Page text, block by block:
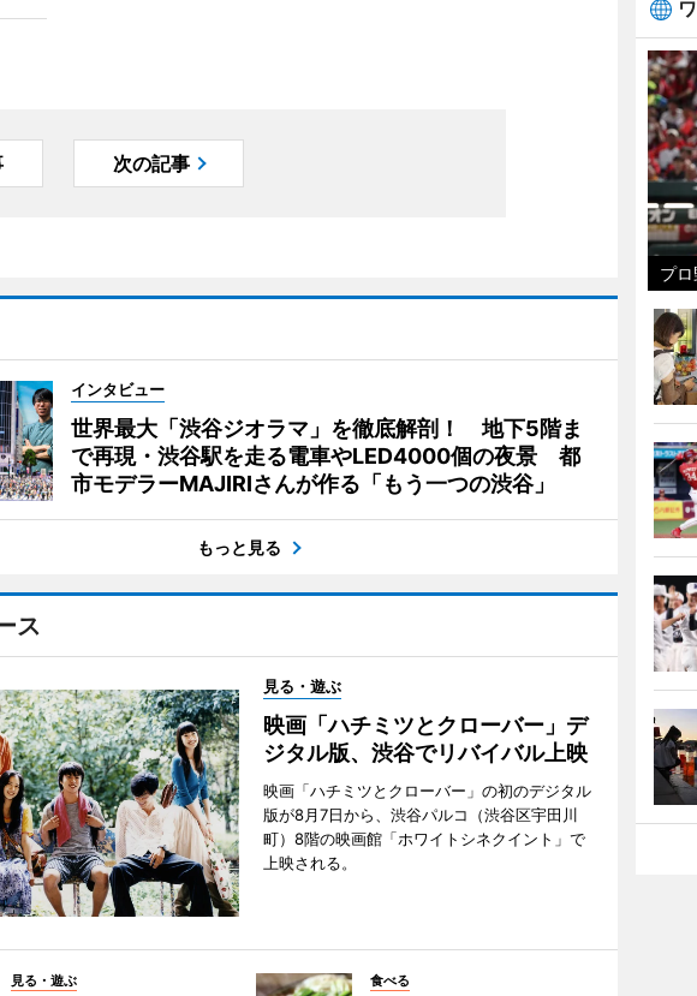
次の記事
インタビュー
世界最大「渋谷ジオラマ」を徹底解剖！ 地下5階ま
で再現・渋谷駅を走る電車やLED4000個の夜景 都
市モデラーMAJIRIさんが作る「もう一つの渋谷」
もっと見る
ス
見る・遊ぶ
映画「ハチミツとクローバー」デ
ジタル版、渋谷でリバイバル上映
映画「ハチミツとクローバー」の初のデジタル
版が8月7日から、渋谷パルコ（渋谷区宇田川
町）8階の映画館「ホワイトシネクイント」で
上映される。
見る・遊ぶ 食べる
プ